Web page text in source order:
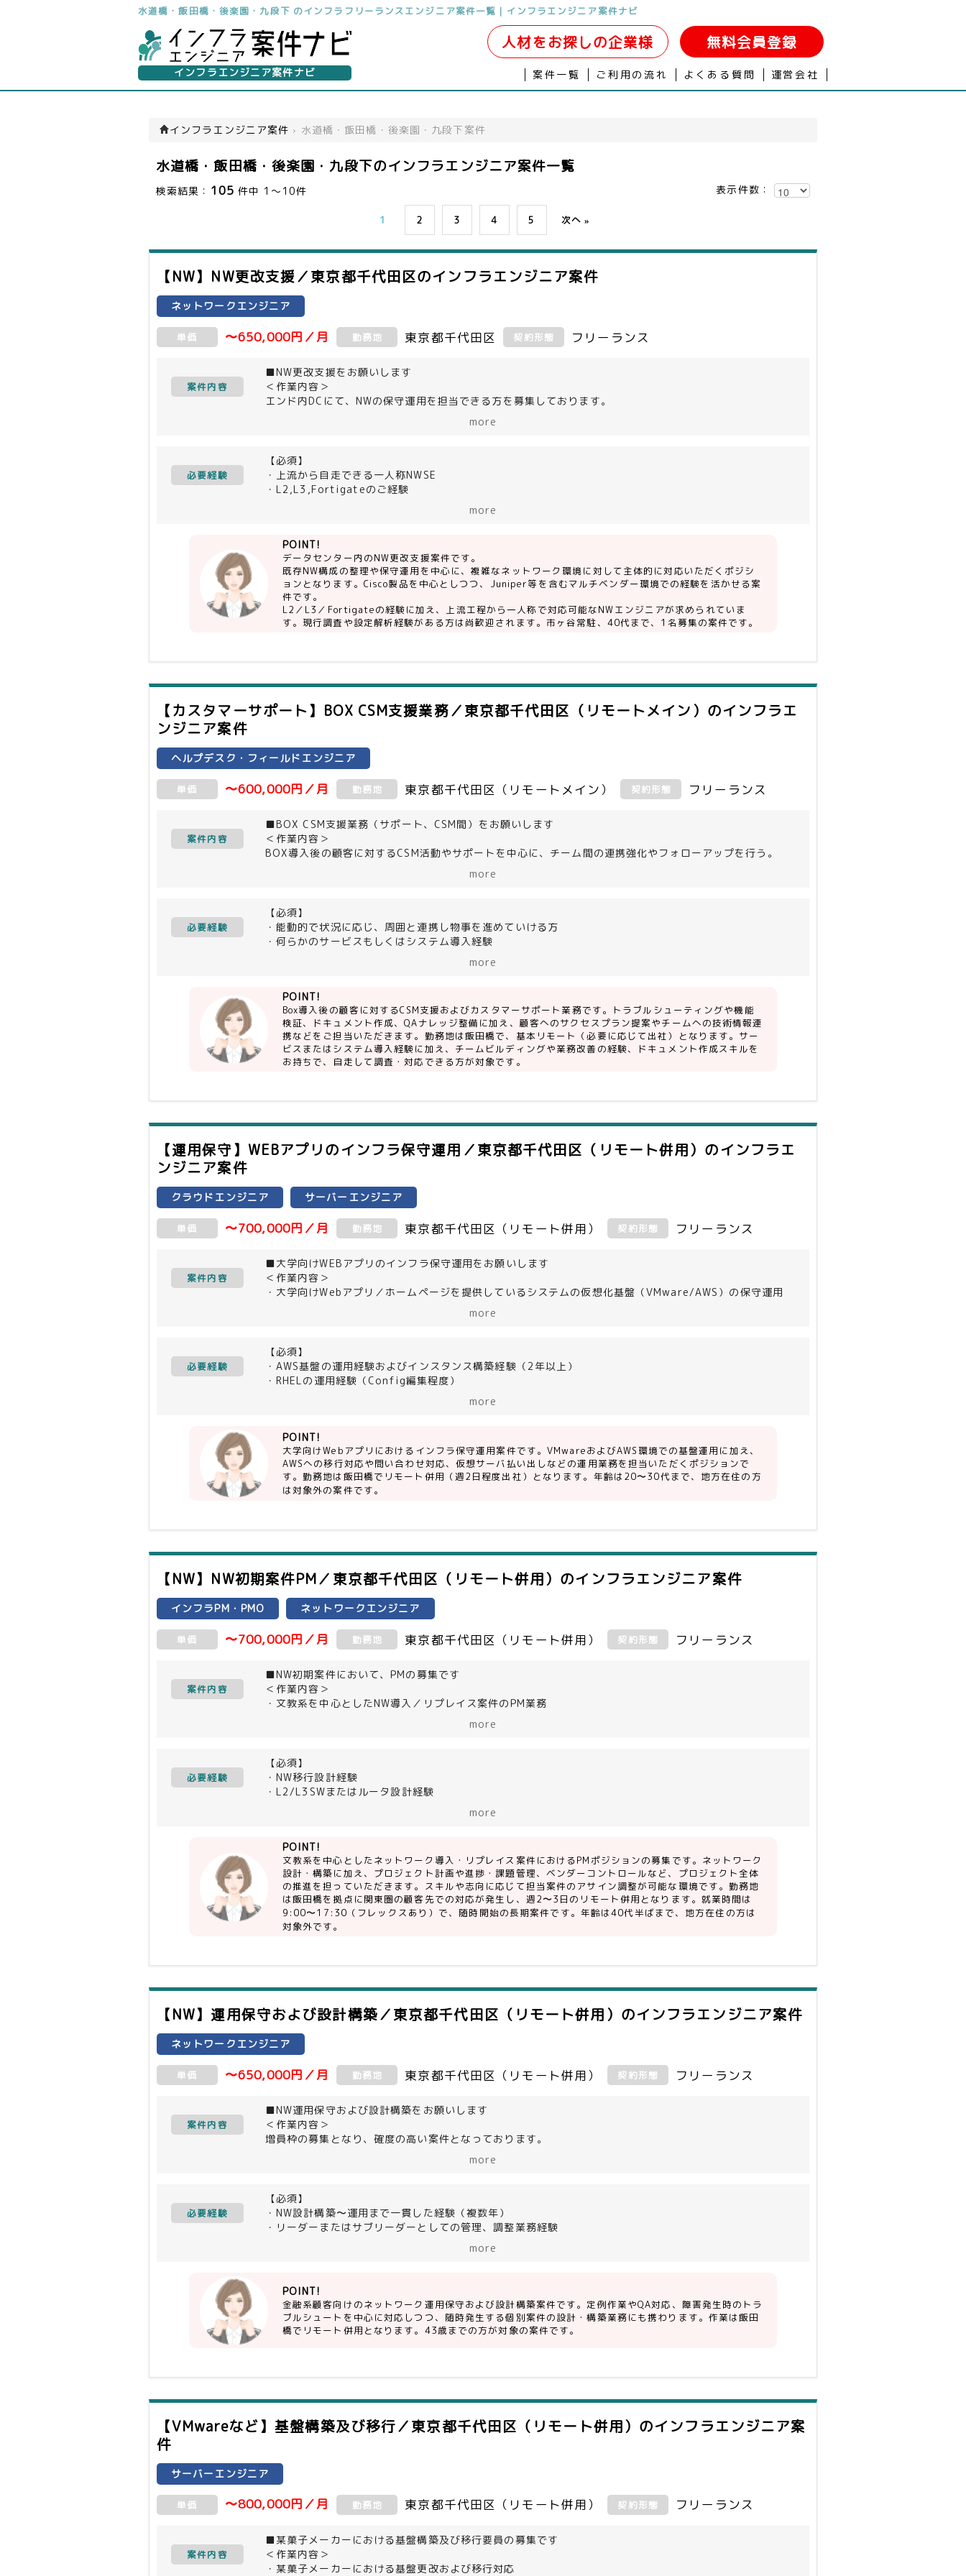
水道橋・飯田橋・後楽園・九段下 のインフラフリーランスエンジニア案件一覧｜インフラエンジニア案件ナビ
インフラエンジニア案件ナビ
人材をお探しの企業様 無料会員登録
案件一覧 ご利用の流れ よくある質問 運営会社
インフラエンジニア案件 › 水道橋・飯田橋・後楽園・九段下案件
水道橋・飯田橋・後楽園・九段下のインフラエンジニア案件一覧
検索結果： 105 件中 1～10件 表示件数：
1 2 3 4 5 次へ »
【NW】NW更改支援／東京都千代田区のインフラエンジニア案件
ネットワークエンジニア
単価 〜650,000円／月 勤務地 東京都千代田区 契約形態 フリーランス
案件内容
■NW更改支援をお願いします
＜作業内容＞
エンド内DCにて、NWの保守運用を担当できる方を募集しております。
more
必要経験
【必須】
・上流から自走できる一人称NWSE
・L2,L3,Fortigateのご経験
・現行調査、設定解析のご経験
more
POINT!
データセンター内のNW更改支援案件です。
既存NW構成の整理や保守運用を中心に、複雑なネットワーク環境に対して主体的に対応いただくポジシ
ョンとなります。Cisco製品を中心としつつ、Juniper等を含むマルチベンダー環境での経験を活かせる案
件です。
L2／L3／Fortigateの経験に加え、上流工程から一人称で対応可能なNWエンジニアが求められていま
す。現行調査や設定解析経験がある方は尚歓迎されます。市ヶ谷常駐、40代まで、1名募集の案件です。
【カスタマーサポート】BOX CSM支援業務／東京都千代田区（リモートメイン） のインフラエ
ンジニア案件
ヘルプデスク・フィールドエンジニア
単価 〜600,000円／月 勤務地 東京都千代田区（リモートメイン） 契約形態 フリーランス
案件内容
■BOX CSM支援業務（サポート、CSM間）をお願いします
＜作業内容＞
BOX導入後の顧客に対するCSM活動やサポートを中心に、チーム間の連携強化やフォローアップを行う。
-各種ドキュメント作成やQAナレッジの整備強化
※BOX：クラウド型ストレージサービス
※CSM：カスタマーサクセスマネージャーの略
顧客ビジネスの成功に向けたサービス活用の推進
more
必要経験
【必須】
・能動的で状況に応じ、周囲と連携し物事を進めていける方
・何らかのサービスもしくはシステム導入経験
・ドキュメント作成に長けた方（PowerPoint、Excel）
【尚可】
Box, O365, Entra, Intune, MAM, アプリ開発, 証明書/認証
more
POINT!
Box導入後の顧客に対するCSM支援およびカスタマーサポート業務です。トラブルシューティングや機能
検証、ドキュメント作成、QAナレッジ整備に加え、顧客へのサクセスプラン提案やチームへの技術情報連
携などをご担当いただきます。勤務地は飯田橋で、基本リモート（必要に応じて出社）となります。サー
ビスまたはシステム導入経験に加え、チームビルディングや業務改善の経験、ドキュメント作成スキルを
お持ちで、自走して調査・対応できる方が対象です。
【運用保守】WEBアプリのインフラ保守運用／東京都千代田区（リモート併用） のインフラエ
ンジニア案件
クラウドエンジニア サーバーエンジニア
単価 〜700,000円／月 勤務地 東京都千代田区（リモート併用） 契約形態 フリーランス
案件内容
■大学向けWEBアプリのインフラ保守運用をお願いします
＜作業内容＞
・大学向けWebアプリ／ホームページを提供しているシステムの仮想化基盤（VMware/AWS）の保守運用
・問い合わせ対応およびエンハンス対応（仮想サーバ払い出し、基盤メンテナンス等）
＜主な環境(言語・ツール)＞
AWS／VMware／RHEL／Apache／BIG-IP／PHP
more
必要経験
【必須】
・AWS基盤の運用経験およびインスタンス構築経験（2年以上）
・RHELの運用経験（Config編集程度）
・コミュニケーション力・報連相ができる方
・柔軟かつ能動的に業務遂行できる方
【尚可】
・Apacheの運用経験（設定ファイル編集程度）
・大規模システムの運用経験
more
POINT!
大学向けWebアプリにおけるインフラ保守運用案件です。VMwareおよびAWS環境での基盤運用に加え、
AWSへの移行対応や問い合わせ対応、仮想サーバ払い出しなどの運用業務を担当いただくポジションで
す。勤務地は飯田橋でリモート併用（週2日程度出社）となります。年齢は20〜30代まで、地方在住の方
は対象外の案件です。
【NW】NW初期案件PM／東京都千代田区（リモート併用） のインフラエンジニア案件
インフラPM・PMO ネットワークエンジニア
単価 〜700,000円／月 勤務地 東京都千代田区（リモート併用） 契約形態 フリーランス
案件内容
■NW初期案件において、PMの募集です
＜作業内容＞
・文教系を中心としたNW導入／リプレイス案件のPM業務
＜主な環境(言語・ツール)＞
・L2/L3スイッチ
・ルータ
more
必要経験
【必須】
・NW移行設計経験
・L2/L3SWまたはルータ設計経験
・ベンダーコントロール経験
・主体的に動け、顧客・チーム双方と円滑にコミュニケーションが取れる方
【尚可】
・既存Configからの要件整理経験
・プリセールス経験
・無線LAN導入〜移行経験
more
POINT!
文教系を中心としたネットワーク導入・リプレイス案件におけるPMポジションの募集です。ネットワーク
設計・構築に加え、プロジェクト計画や進捗・課題管理、ベンダーコントロールなど、プロジェクト全体
の推進を担っていただきます。スキルや志向に応じて担当案件のアサイン調整が可能な環境です。勤務地
は飯田橋を拠点に関東圏の顧客先での対応が発生し、週2〜3日のリモート併用となります。就業時間は
9:00〜17:30（フレックスあり）で、随時開始の長期案件です。年齢は40代半ばまで、地方在住の方は
対象外です。
【NW】運用保守および設計構築／東京都千代田区（リモート併用） のインフラエンジニア案件
ネットワークエンジニア
単価 〜650,000円／月 勤務地 東京都千代田区（リモート併用） 契約形態 フリーランス
案件内容
■NW運用保守および設計構築をお願いします
＜作業内容＞
増員枠の募集となり、確度の高い案件となっております。
活発にコミュニケーションを取りながら業務を遂行していきます。
more
必要経験
【必須】
・NW設計構築〜運用まで一貫した経験（複数年）
・リーダーまたはサブリーダーとしての管理、調整業務経験
more
POINT!
金融系顧客向けのネットワーク運用保守および設計構築案件です。定例作業やQA対応、障害発生時のトラ
ブルシュートを中心に対応しつつ、随時発生する個別案件の設計・構築業務にも携わります。作業は飯田
橋でリモート併用となります。43歳までの方が対象の案件です。
【VMwareなど】基盤構築及び移行／東京都千代田区（リモート併用） のインフラエンジニア案
件
サーバーエンジニア
単価 〜800,000円／月 勤務地 東京都千代田区（リモート併用） 契約形態 フリーランス
案件内容
■某菓子メーカーにおける基盤構築及び移行要員の募集です
＜作業内容＞
・某菓子メーカーにおける基盤更改および移行対応